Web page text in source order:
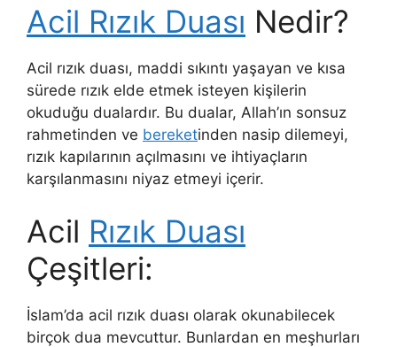
Acil Rızık Duası Nedir?
Acil rızık duası, maddi sıkıntı yaşayan ve kısa
sürede rızık elde etmek isteyen kişilerin
okuduğu dualardır. Bu dualar, Allah’ın sonsuz
rahmetinden ve bereketinden nasip dilemeyi,
rızık kapılarının açılmasını ve ihtiyaçların
karşılanmasını niyaz etmeyi içerir.
Acil Rızık Duası
Çeşitleri:
İslam’da acil rızık duası olarak okunabilecek
birçok dua mevcuttur. Bunlardan en meşhurları